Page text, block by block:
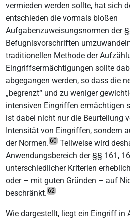
vermieden werden sollte, hat sich
entschieden die vormals bloßen
Aufgabenzuweisungsnormen der
Befugnisvorschriften
traditionellen Methode der
Eingriffsermächtigungen sollte
abgegangen werden, so dass die
„begrenzt“ und zu weniger
intensiven Eingriffen ermächtigen
ist dabei nicht nur die Beurteilung
Intensität von Eingriffen, sondern
der Normen. 60 Teilweise wird
Anwendungsbereich der §§ 161,
unterschiedlicher Kriterien
oder – mit guten Gründen – auf
beschränkt. 62
Wie dargestellt, liegt ein Eingriff in